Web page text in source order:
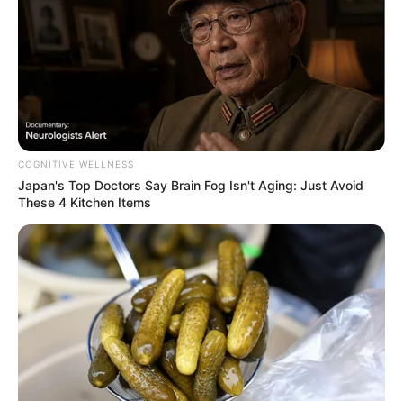
COGNITIVE WELLNESS
Japan's Top Doctors Say Bra​in Fo​g Isn't Aging: Just Avoid
These 4 Kitchen Items